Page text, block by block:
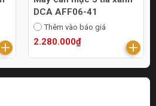
DCA AFF06-41
Thêm vào báo giá
2.280.000₫